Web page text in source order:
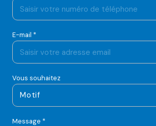
E-mail *
Vous souhaitez
Motif
Message *